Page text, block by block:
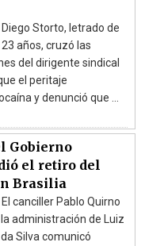
Diego Storto, letrado de
años, cruzó las
del dirigente sindical
el peritaje
y denunció que ...
Gobierno
el retiro del
Brasilia
El canciller Pablo Quirno
administración de Luiz
Silva comunicó